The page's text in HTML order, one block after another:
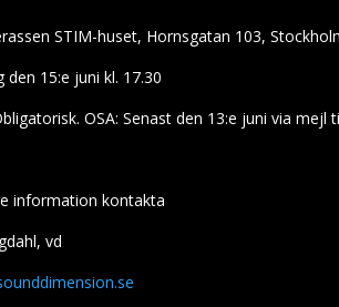
STIM-huset, Hornsgatan 103,
den 15:e juni kl. 17.30
OSA: Senast den 13:e juni via mejl
information kontakta
, vd